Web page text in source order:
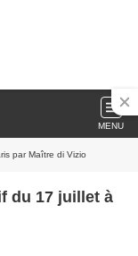
MENU
par Maître di Vizio
du 17 juillet à